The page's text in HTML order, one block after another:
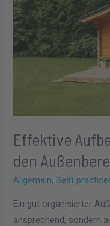
Effektive
den
Allgemein, Best
Ein gut organisierter
ansprechend, sondern
den
Außenbereich